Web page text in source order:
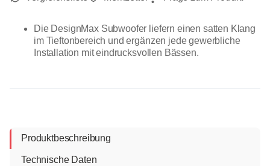
Die DesignMax Subwoofer liefern einen satten Klang
im Tieftonbereich und ergänzen jede gewerbliche
Installation mit eindrucksvollen Bässen.
Produktbeschreibung
Technische Daten